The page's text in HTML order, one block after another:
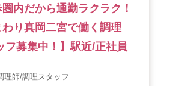
圏内だから通勤ラクラク！
り真岡二宮で働く調理
フ募集中！】駅近/正社員
理師/調理スタッフ